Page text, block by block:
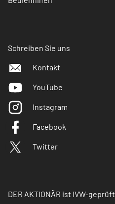
Schreiben Sie uns
Kontakt
YouTube
Instagram
Facebook
Twitter
DER AKTIONÄR ist IVW-geprüft